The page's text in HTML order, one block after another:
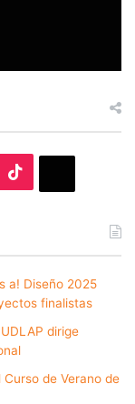
a! Diseño 2025
finalistas
dirige
de Verano de